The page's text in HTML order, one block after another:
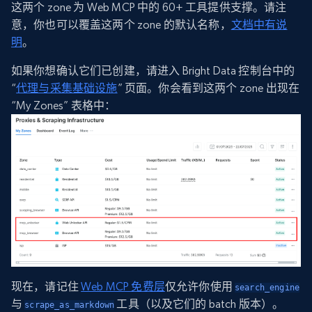
这两个 zone 为 Web MCP 中的 60+ 工具提供支撑。请注
意，你也可以覆盖这两个 zone 的默认名称， 文档中有说
明。
如果你想确认它们已创建，请进入 Bright Data 控制台中的
“代理与采集基础设施” 页面。你会看到这两个 zone 出现在
“My Zones” 表格中：
现在，请记住Web MCP 免费层仅允许你使用 search_engine
与 scrape_as_markdown 工具（以及它们的 batch 版本）。